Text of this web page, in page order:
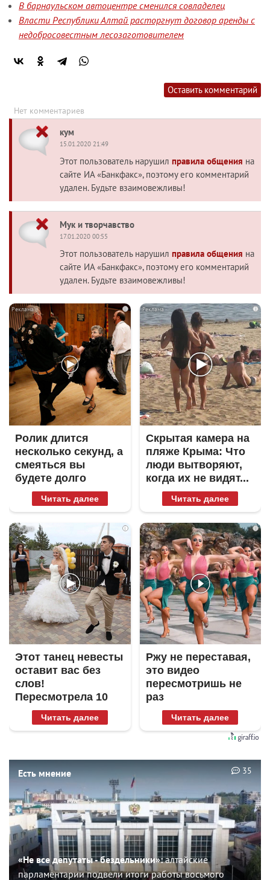
В барнаульском автоцентре сменился совладелец
Власти Республики Алтай расторгнут договор аренды с
недобросовестным лесозаготовителем
Оставить комментарий
Нет комментариев
кум
15.01.2020 21:49
Этот пользователь нарушил правила общения на
сайте ИА «Банкфакс», поэтому его комментарий
удален. Будьте взаимовежливы!
Мук и творчавство
17.01.2020 00:55
Этот пользователь нарушил правила общения на
сайте ИА «Банкфакс», поэтому его комментарий
удален. Будьте взаимовежливы!
i
Ролик длится
несколько секунд, а
смеяться вы
будете долго
Читать далее
i
Скрытая камера на
пляже Крыма: Что
люди вытворяют,
когда их не видят...
Читать далее
i
Этот танец невесты
оставит вас без
слов!
Пересмотрела 10
раз
Читать далее
i
Ржу не переставая,
это видео
пересмотришь не
раз
Читать далее
Есть мнение
«Не все депутаты - бездельники»:алтайские
парламентарии подвели итоги работы восьмого
35